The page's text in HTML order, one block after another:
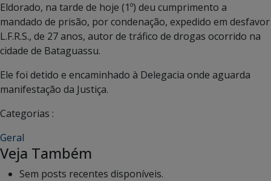
Eldorado, na tarde de hoje (1º) deu cumprimento a
mandado de prisão, por condenação, expedido em desfavor
L.F.R.S., de 27 anos, autor de tráfico de drogas ocorrido na
cidade de Bataguassu.
Ele foi detido e encaminhado à Delegacia onde aguarda
manifestação da Justiça.
Categorias :
Geral
Veja Também
Sem posts recentes disponíveis.